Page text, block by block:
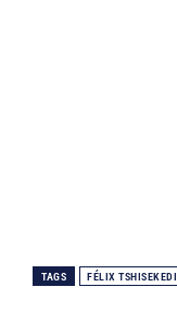
TAGS FÉLIX TSHISEKEDI